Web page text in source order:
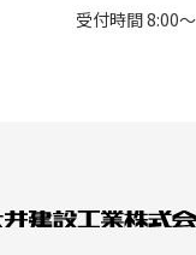
受付時間 8:00